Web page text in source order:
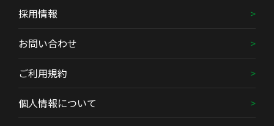
採用情報
お問い合わせ
ご利用規約
個人情報について